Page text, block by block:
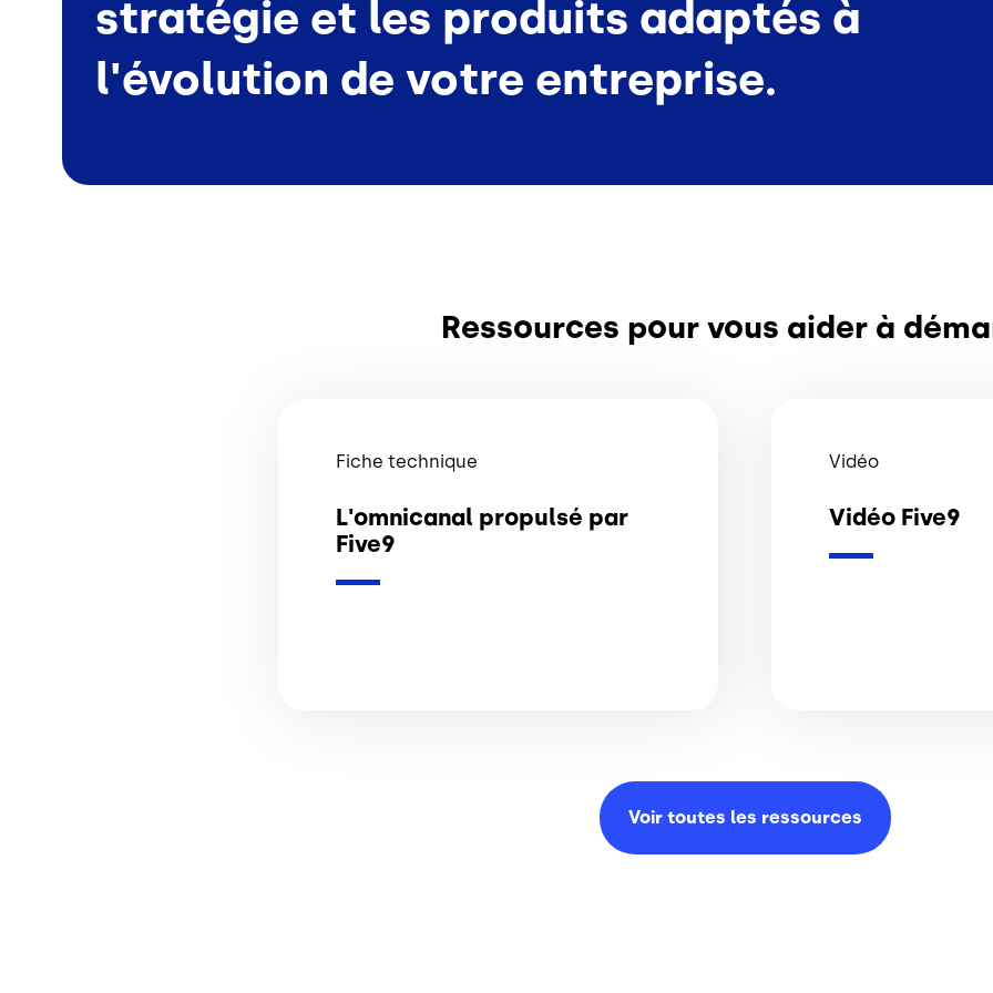
stratégie et les produits adaptés à
l'évolution de votre entreprise.
Ressources pour vous aider à
Fiche technique
L'omnicanal propulsé par
Five9
Vidéo
Vidéo Five9
Voir toutes les ressources